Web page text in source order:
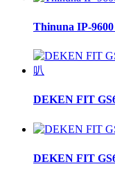
Thinuna IP-
DEKEN FIT
DEKEN FIT